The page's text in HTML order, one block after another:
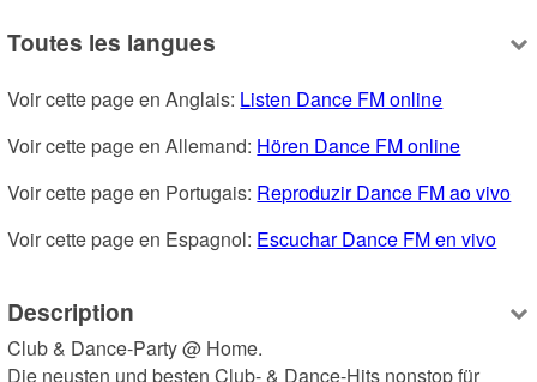
Toutes les langues
Voir cette page en Anglais: Listen Dance FM online
Voir cette page en Allemand: Hören Dance FM online
Voir cette page en Portugais: Reproduzir Dance FM ao vivo
Voir cette page en Espagnol: Escuchar Dance FM en vivo
Description
Club & Dance-Party @ Home.
Die neusten und besten Club- & Dance-Hits nonstop für